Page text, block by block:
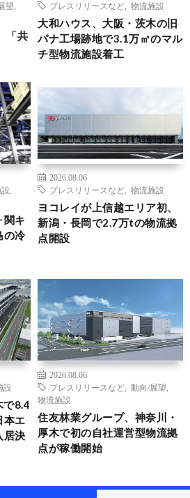
望
「共
プレスリリースなど
物流施設
大和ハウス、大阪・茨木の旧
パナ工場跡地で3.1万㎡のマル
チ型物流施設着工
関キ
の冷
2026.08.06
プレスリリースなど
物流施設
ヨコレイが上信越エリア初、
新潟・長岡で2.7万tの物流拠
点開設
設
で8.4
本エ
居決
2026.08.06
プレスリリースなど
動向/展望
物流施設
住友林業グループ、神奈川・
厚木で初の自社運営型物流拠
点が稼働開始